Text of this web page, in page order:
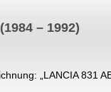
(1984 – 1992)
„ LANCIA 831